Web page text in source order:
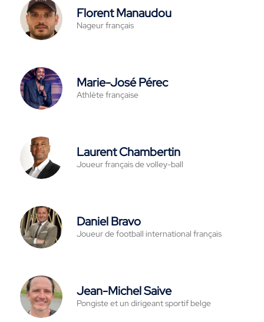
Florent Manaudou
Nageur français
Marie-José Pérec
Athlète française
Laurent Chambertin
Joueur français de volley-ball
Daniel Bravo
Joueur de football international français
Jean-Michel Saive
Pongiste et un dirigeant sportif belge